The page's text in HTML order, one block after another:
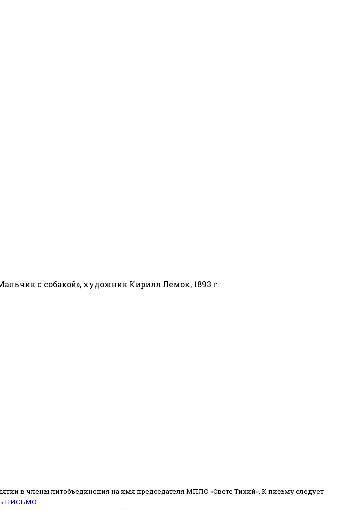
с собакой», художник Кирилл Лемох, 1893 г.
в члены литобъединения на имя председателя МПЛО «Свете Тихий». К письму следует
ПИСЬМО